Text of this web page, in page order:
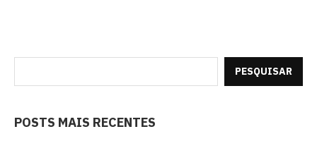
PESQUISAR
POSTS MAIS RECENTES